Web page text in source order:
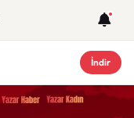
İndir